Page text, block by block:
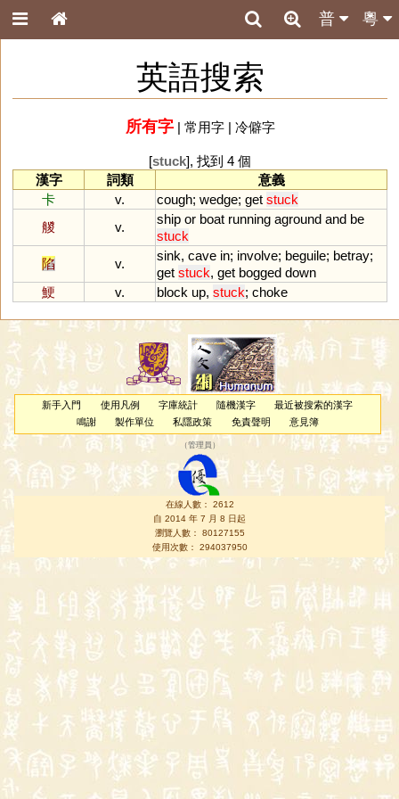
粵
普
英語搜索
所有字| 常用字| 冷僻字
[stuck], 找到 4 個
漢字
詞類
意義
卡
v. cough; wedge; get stuck
艐
v.
ship or boat running aground and be
stuck
陷
v.
sink, cave in; involve; beguile; betray;
get stuck, get bogged down
鯁
v. block up, stuck; choke
新手入門 使用凡例 字庫統計 隨機漢字
最近被搜索的漢字
鳴謝
製作單位 私隱政策 免責聲明 意見簿
（管理員 ）
在線人數： 2612
自 2014 年 7 月 8 日起
瀏覽人數： 80127155
使用次數： 294037950